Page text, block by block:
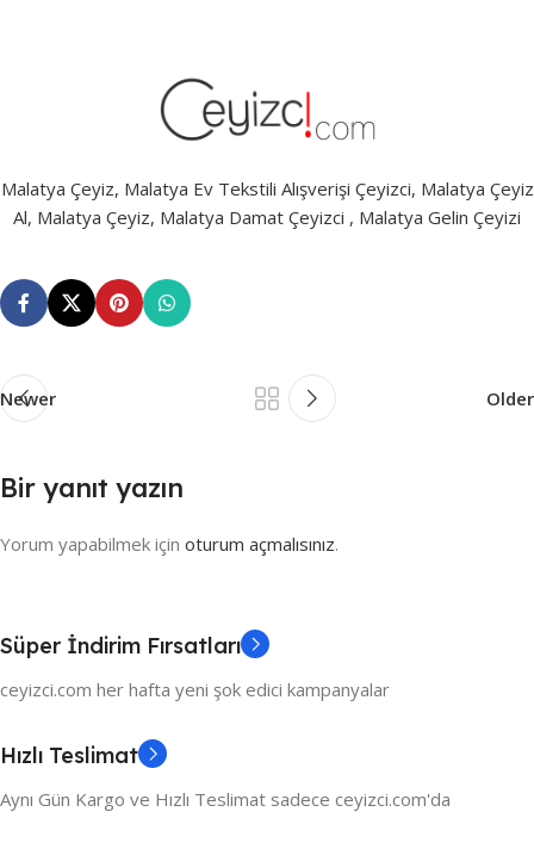
Malatya Çeyiz, Malatya Ev Tekstili Alışverişi Çeyizci, Malatya Çeyiz
Al, Malatya Çeyiz, Malatya Damat Çeyizci , Malatya Gelin Çeyizi
Newer Older
Bir yanıt yazın
Yorum yapabilmek için oturum açmalısınız.
Süper İndirim Fırsatları
ceyizci.com her hafta yeni şok edici kampanyalar
Hızlı Teslimat
Aynı Gün Kargo ve Hızlı Teslimat sadece ceyizci.com'da